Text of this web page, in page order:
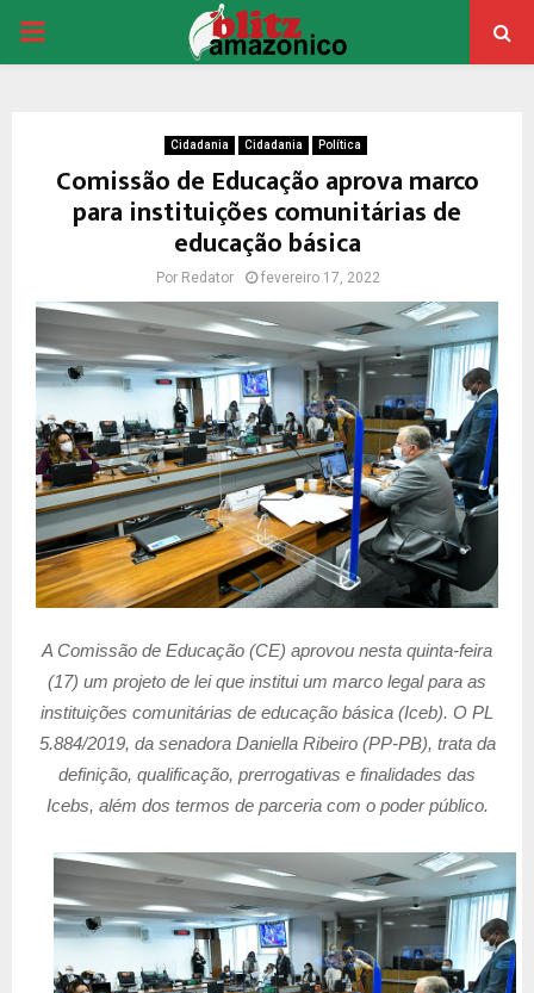
PRIMARY
Cidadania Cidadania Política
Comissão de Educação aprova marco
para instituições comunitárias de
educação básica
Por Redator fevereiro 17, 2022
A Comissão de Educação (CE) aprovou nesta quinta-feira
(17) um projeto de lei que institui um marco legal para as
instituições comunitárias de educação básica (Iceb). O PL
5.884/2019, da senadora Daniella Ribeiro (PP-PB), trata da
definição, qualificação, prerrogativas e finalidades das
Icebs, além dos termos de parceria com o poder público.